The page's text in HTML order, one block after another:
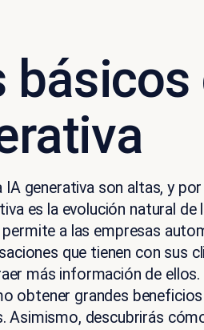
básicos
generativa son altas, y por
es la evolución natural de
a las empresas
que tienen con sus
más información de ellos.
obtener grandes
Asimismo, descubrirás